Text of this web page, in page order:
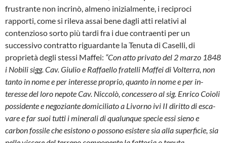
frustrante non incrinò, almeno inizialmen­te, i reciproci
rapporti, come si rileva assai bene dagli atti relativi al
contenzioso sorto più tardi fra i due contraenti per un
successivo contrat­to riguardante la Tenuta di Caselli, di
proprie­tà degli stessi Maffei: “Con atto privato del 2 marzo 1848
i Nobili sigg. Cav. Giulio e Raffaello fratelli Maffei di Volterra, non
tanto in nome e per interesse proprio, quanto in nome e per in­
teresse del loro nepote Cav. Niccolò, conces­sero al sig. Enrico Coioli
possidente e nego­ziante domiciliato a Livorno ivi II diritto di esca­
vare e far suoi tutti i minerali di qualunque spe­cie essi sieno e
carbon fossile che esistono o possono esistere sia alla superficie, sia